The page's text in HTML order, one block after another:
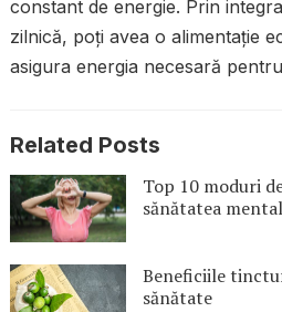
constant de energie. Prin
zilnică, poți avea o alimentație
asigura energia necesară
Related Posts
Top 10 moduri
sănătatea
Beneficiile
sănătate